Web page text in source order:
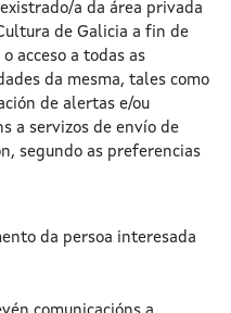
a da área privada
de Galicia a fin de
acceso a todas as
da mesma, tales como
de alertas e/ou
a servizos de envío de
segundo as preferencias
da persoa interesada